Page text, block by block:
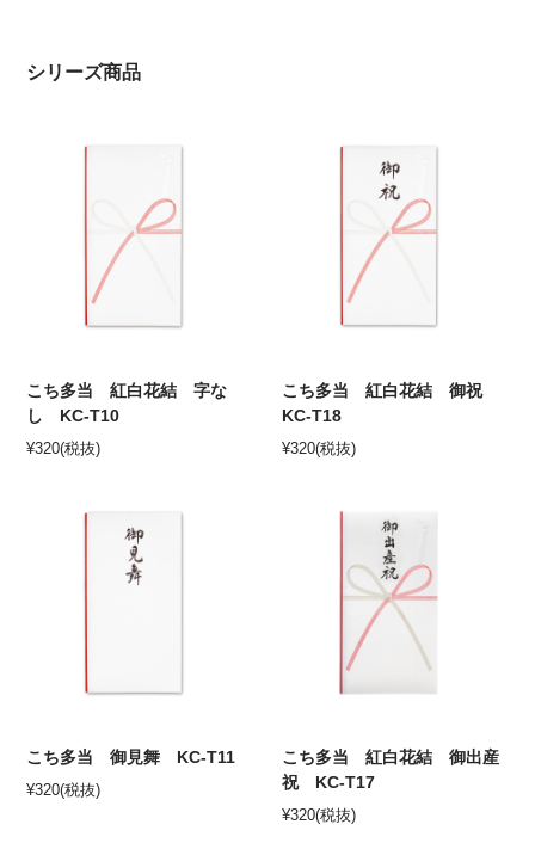
シリーズ商品
こち多当 紅白花結 字な
し KC-T10
¥320(税抜)
こち多当 紅白花結 御祝
KC-T18
¥320(税抜)
こち多当 御見舞 KC-T11
¥320(税抜)
こち多当 紅白花結 御出産
祝 KC-T17
¥320(税抜)